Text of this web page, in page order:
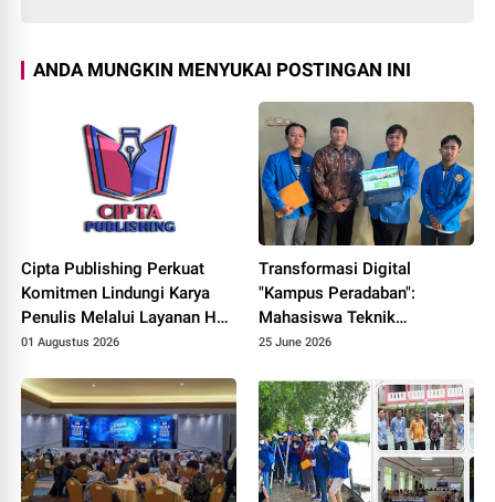
ANDA MUNGKIN MENYUKAI POSTINGAN INI
Cipta Publishing Perkuat
Komitmen Lindungi Karya
Penulis Melalui Layanan Hak
Cipta
01 Augustus 2026
Transformasi Digital
"Kampus Peradaban":
Mahasiswa Teknik
Informatika UNPAM
Online Terintegrasi untuk
MAS Al-Hasaniyah
25 June 2026